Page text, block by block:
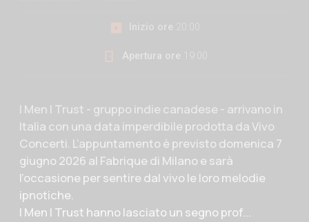
Apertura ore 19:00
Descrizione evento
I Men I Trust - gruppo indie canadese - arrivano in
Italia con una data imperdibile prodotta da Vivo
Concerti. L’appuntamento è previsto domenica 7
giugno 2026 al Fabrique di Milano e sarà
l’occasione per sentire dal vivo le loro melodie
ipnotiche.
I Men I Trust hanno lasciato un segno prof...